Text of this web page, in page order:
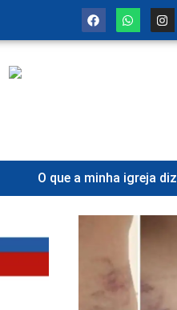
O que a minha igreja diz